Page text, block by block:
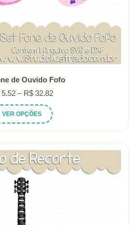
de Ouvido Fofo
5.52 – R$ 32.82Faixa
através
R$ 32.82
VER OPÇÕES
produto
tem
várias
variantes.
As
opções